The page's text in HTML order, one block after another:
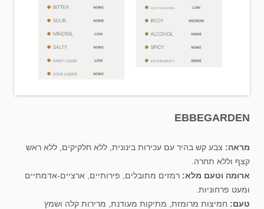
EBBEGARDEN
מראה: צבע קש בהיר עם עכירות בינונית, ללא חלקיקים, ללא ראש
קצף וללא תחרה.
ארומה וטעם מלא: רמזים מתובלים, פירותיים, ארציים-אדמתיים
ומעט פרחוניות.
טעם: חמיצות מרומזת, מתיקות מעודנת, מרירות קלה ושמץ